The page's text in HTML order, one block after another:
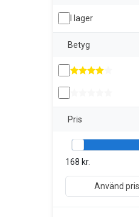
I lager
Betyg
Pris
168 kr.
Använd